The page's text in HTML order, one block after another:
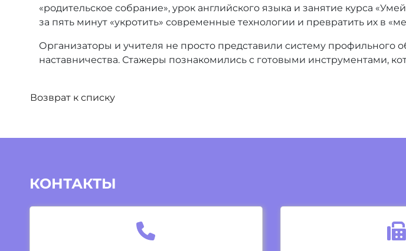
«родительское собрание», урок английского языка и занятие курса
за пять минут «укротить» современные технологии и превратить их в
Организаторы и учителя не просто представили систему
наставничества. Стажеры познакомились с готовыми инструментами,
Возврат к списку
КОНТАКТЫ